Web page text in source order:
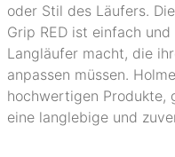
oder Stil des Läufers.
Grip RED ist einfach
Langläufer macht, die
anpassen müssen.
hochwertigen Produkte,
eine langlebige und